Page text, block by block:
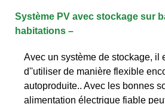
Système PV avec stockage sur
habitations –
Avec un système de stockage, il
d''utiliser de manière flexible
autoproduite.. Avec les bonnes
alimentation électrique fiable